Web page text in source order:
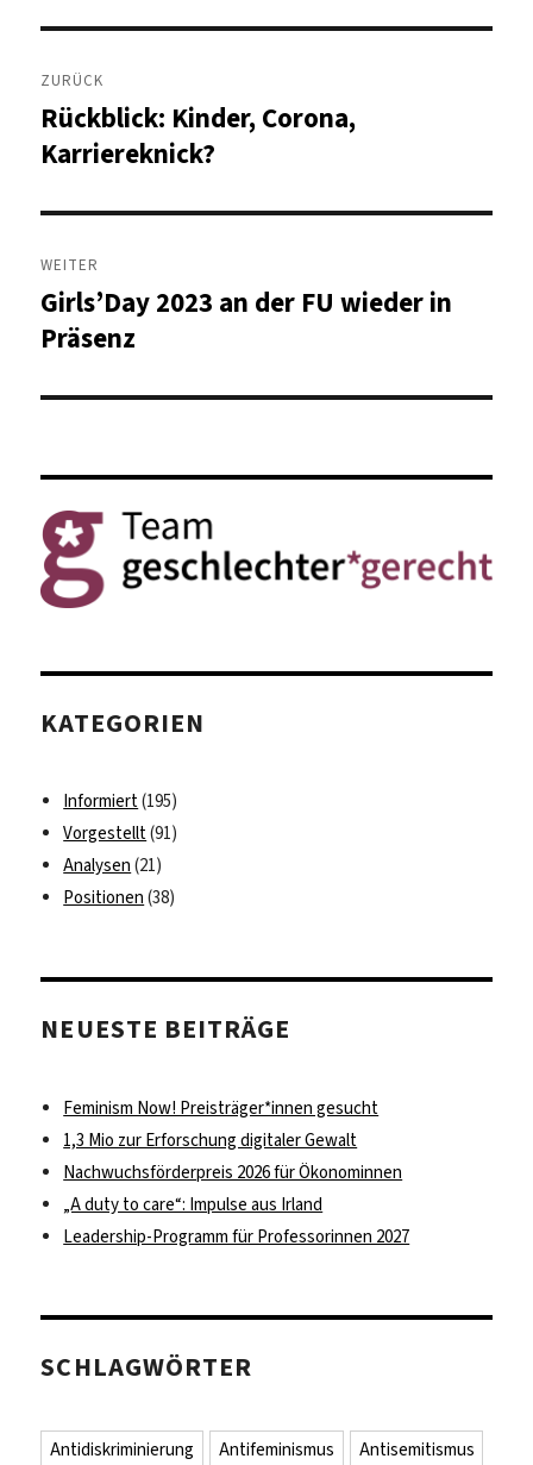
Beitragsnavigation
ZURÜCK
Vorheriger
Beitrag:
Rückblick: Kinder, Corona,
Karriereknick?
WEITER
Nächster
Beitrag:
Girls’Day 2023 an der FU wieder in
Präsenz
KATEGORIEN
Informiert(195)
Vorgestellt(91)
Analysen (21)
Positionen (38)
NEUESTE BEITRÄGE
Feminism Now! Preisträger*innen gesucht
1,3 Mio zur Erforschung digitaler Gewalt
Nachwuchsförderpreis 2026 für Ökonominnen
„A duty to care“: Impulse aus Irland
Leadership-Programm für Professorinnen 2027
SCHLAGWÖRTER
Antidiskriminierung Antifeminismus
Antisemitismus